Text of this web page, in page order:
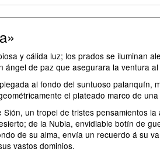
y cálida luz; los prados se iluminan
de paz que asegurara la ventura
al fondo del suntuoso
el plateado marco de
un tropel de tristes pensamientos
de la Nubia, envidiable botín de
de su alma, envía un recuerdo á su
vastos dominios.